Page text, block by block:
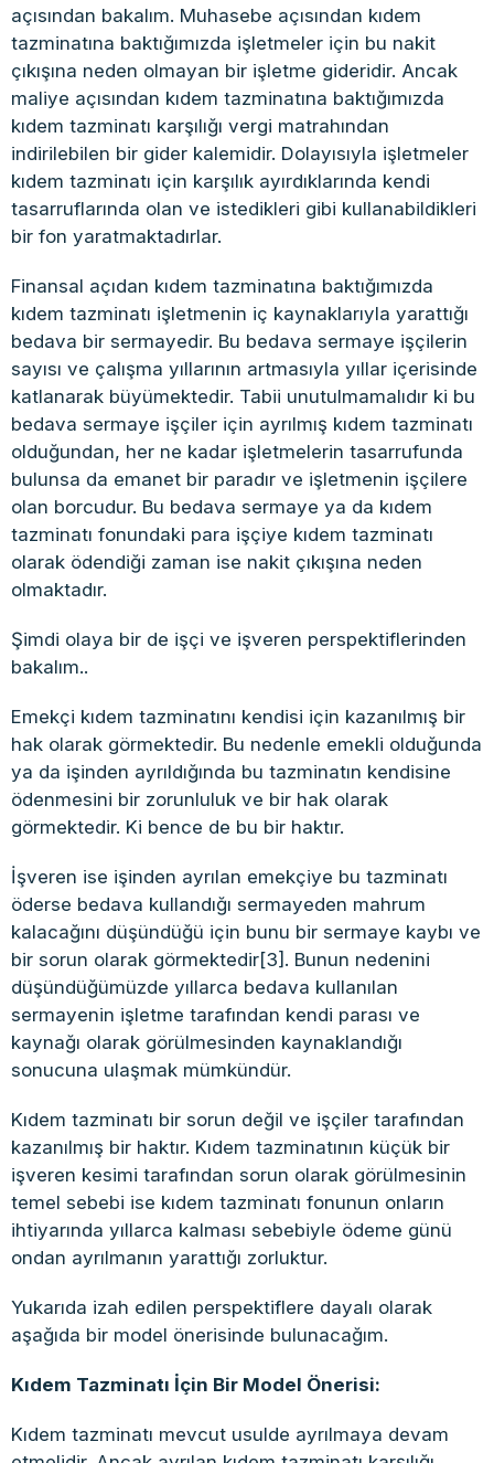
açısından bakalım. Muhasebe açısından kıdem
tazminatına baktığımızda işletmeler için bu nakit
çıkışına neden olmayan bir işletme gideridir. Ancak
maliye açısından kıdem tazminatına baktığımızda
kıdem tazminatı karşılığı vergi matrahından
indirilebilen bir gider kalemidir. Dolayısıyla işletmeler
kıdem tazminatı için karşılık ayırdıklarında kendi
tasarruflarında olan ve istedikleri gibi kullanabildikleri
bir fon yaratmaktadırlar.
Finansal açıdan kıdem tazminatına baktığımızda
kıdem tazminatı işletmenin iç kaynaklarıyla yarattığı
bedava bir sermayedir. Bu bedava sermaye işçilerin
sayısı ve çalışma yıllarının artmasıyla yıllar içerisinde
katlanarak büyümektedir. Tabii unutulmamalıdır ki bu
bedava sermaye işçiler için ayrılmış kıdem tazminatı
olduğundan, her ne kadar işletmelerin tasarrufunda
bulunsa da emanet bir paradır ve işletmenin işçilere
olan borcudur. Bu bedava sermaye ya da kıdem
tazminatı fonundaki para işçiye kıdem tazminatı
olarak ödendiği zaman ise nakit çıkışına neden
olmaktadır.
Şimdi olaya bir de işçi ve işveren perspektiflerinden
bakalım..
Emekçi kıdem tazminatını kendisi için kazanılmış bir
hak olarak görmektedir. Bu nedenle emekli olduğunda
ya da işinden ayrıldığında bu tazminatın kendisine
ödenmesini bir zorunluluk ve bir hak olarak
görmektedir. Ki bence de bu bir haktır.
İşveren ise işinden ayrılan emekçiye bu tazminatı
öderse bedava kullandığı sermayeden mahrum
kalacağını düşündüğü için bunu bir sermaye kaybı ve
bir sorun olarak görmektedir[3]. Bunun nedenini
düşündüğümüzde yıllarca bedava kullanılan
sermayenin işletme tarafından kendi parası ve
kaynağı olarak görülmesinden kaynaklandığı
sonucuna ulaşmak mümkündür.
Kıdem tazminatı bir sorun değil ve işçiler tarafından
kazanılmış bir haktır. Kıdem tazminatının küçük bir
işveren kesimi tarafından sorun olarak görülmesinin
temel sebebi ise kıdem tazminatı fonunun onların
ihtiyarında yıllarca kalması sebebiyle ödeme günü
ondan ayrılmanın yarattığı zorluktur.
Yukarıda izah edilen perspektiflere dayalı olarak
aşağıda bir model önerisinde bulunacağım.
Kıdem Tazminatı İçin Bir Model Önerisi:
Kıdem tazminatı mevcut usulde ayrılmaya devam